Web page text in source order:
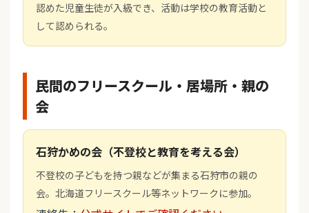
認めた児童生徒が入級でき、活動は学校の教育活動と
して認められる。
民間のフリースクール・居場所・親の
会
石狩かめの会（不登校と教育を考える会）
不登校の子どもを持つ親などが集まる石狩市の親の
会。北海道フリースクール等ネットワークに参加。